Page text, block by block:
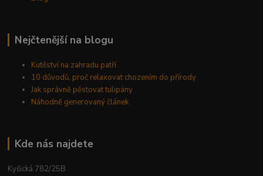
Nejčtenější na blogu
Kutilství na zahradu patří
10 důvodů, proč relaxovat chozením do přírody
Jak správně pěstovat tulipány
Náhodně generovaný článek
Kde nás najdete
Kyšická 782/25B